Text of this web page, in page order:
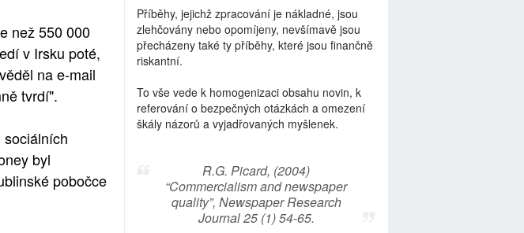
než 550 000
v Irsku poté,
na e-mail
tvrdí".
byl
pobočce
Příběhy, jejichž zpracování je nákladné, jsou
zlehčovány nebo opomíjeny, nevšímavě jsou
přecházeny také ty příběhy, které jsou finančně
riskantní.
To vše vede k homogenizaci obsahu novin, k
referování o bezpečných otázkách a omezení
škály názorů a vyjadřovaných myšlenek.
R.G. Picard, (2004)
“Commercialism and newspaper
quality”, Newspaper Research
Journal 25 (1) 54-65.